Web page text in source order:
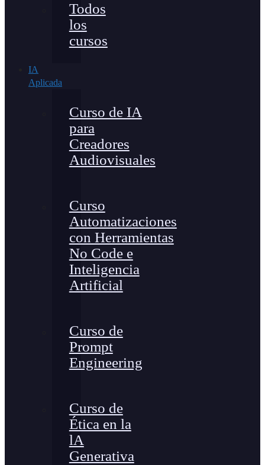
Todos
los
cursos
IA
Aplicada
Curso de IA
para
Creadores
Audiovisuales
Curso
Automatizaciones
con Herramientas
No Code e
Inteligencia
Artificial
Curso de
Prompt
Engineering
Curso de
Ética en la
lA
Generativa